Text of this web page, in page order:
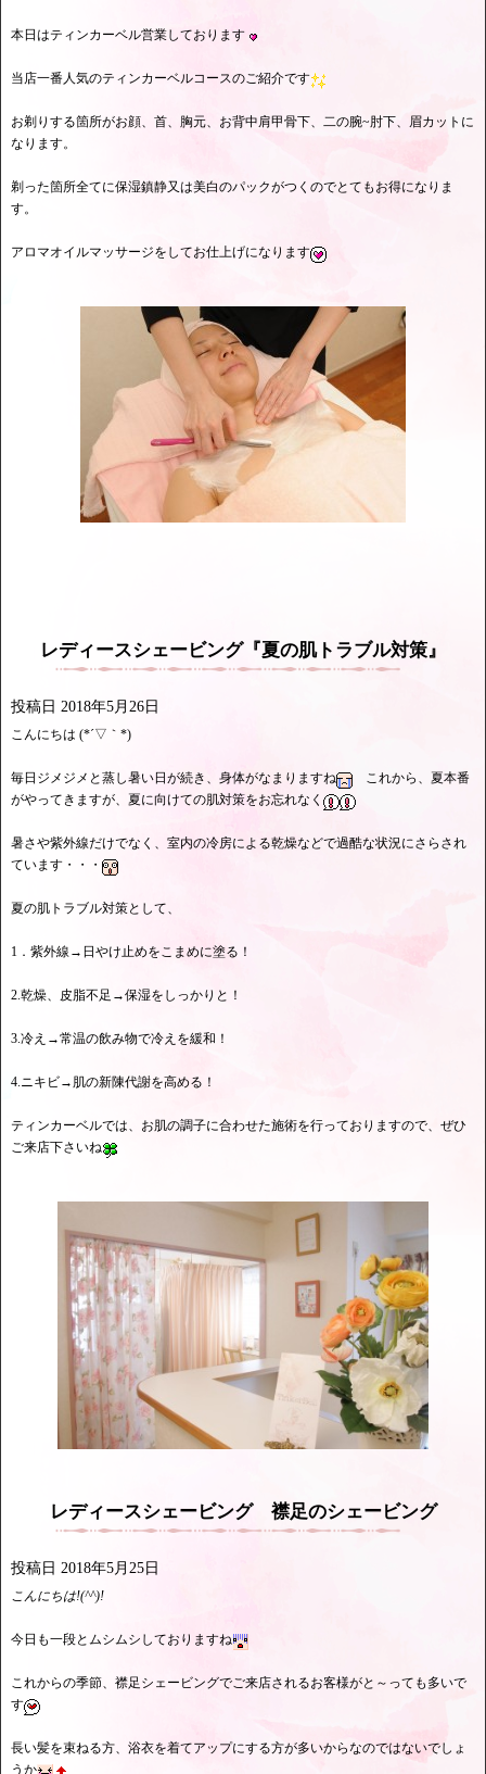
本日はティンカーベル営業しております
当店一番人気のティンカーベルコースのご紹介です
お剃りする箇所がお顔、首、胸元、お背中肩甲骨下、二の腕~肘下、眉カットに
なります。
剃った箇所全てに保湿鎮静又は美白のパックがつくのでとてもお得になりま
す。
アロマオイルマッサージをしてお仕上げになります
レディースシェービング『夏の肌トラブル対策』
投稿日 2018年5月26日
こんにちは (*´▽｀*)
毎日ジメジメと蒸し暑い日が続き、身体がなまりますね
これから、夏本番
がやってきますが、夏に向けての肌対策をお忘れなく
暑さや紫外線だけでなく、室内の冷房による乾燥などで過酷な状況にさらされ
ています・・・
夏の肌トラブル対策として、
1．紫外線→日やけ止めをこまめに塗る！
2.乾燥、皮脂不足→保湿をしっかりと！
3.冷え→常温の飲み物で冷えを緩和！
4.ニキビ→肌の新陳代謝を高める！
ティンカーベルでは、お肌の調子に合わせた施術を行っておりますので、ぜひ
ご来店下さいね
レディースシェービング 襟足のシェービング
投稿日 2018年5月25日
こんにちは!(^^)!
今日も一段とムシムシしておりますね
これからの季節、襟足シェービングでご来店されるお客様がと～っても多いで
す
長い髪を束ねる方、浴衣を着てアップにする方が多いからなのではないでしょ
うか